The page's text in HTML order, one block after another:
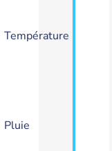
Température
Pluie